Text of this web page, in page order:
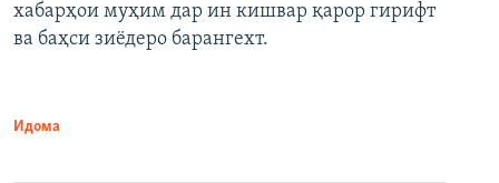
720p 1080p
хабарҳои муҳим дар ин кишвар қарор гирифт
ва баҳси зиёдеро барангехт.
Идома